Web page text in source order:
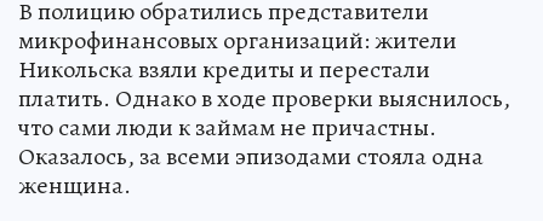
В полицию обратились представители
микрофинансовых организаций: жители
Никольска взяли кредиты и перестали
платить. Однако в ходе проверки выяснилось,
что сами люди к займам не причастны.
Оказалось, за всеми эпизодами стояла одна
женщина.